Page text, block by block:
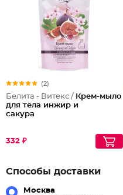
(2)
Белита - Витекс / Крем-мыло
для тела инжир и
сакура
332 ₽
Способы доставки
Москва